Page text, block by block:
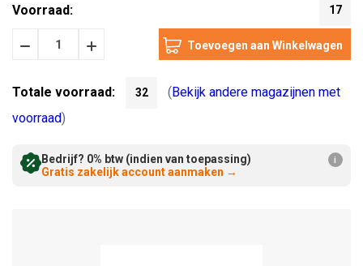
Voorraad:
17
HoeveelheidHoeveelheid
Totale voorraad: 32 ( Bekijk andere magazijnen met
voorraad)
Bedrijf? 0% btw (indien van toepassing)
Gratis zakelijk account aanmaken →
i